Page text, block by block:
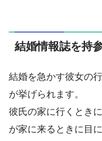
結婚情報誌を持
結婚を急かす彼女の
が挙げられます。
彼氏の家に行くとき
が家に来るときに目